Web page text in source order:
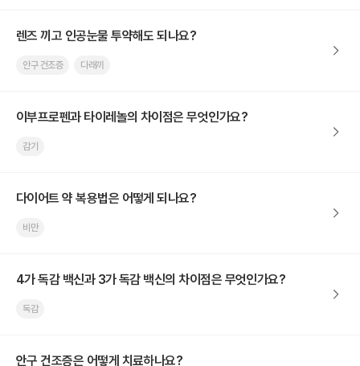
렌즈 끼고 인공눈물 투약해도 되나요?
안구 건조증 다래끼
이부프로펜과 타이레놀의 차이점은 무엇인가요?
감기
다이어트 약 복용법은 어떻게 되나요?
비만
4가 독감 백신과 3가 독감 백신의 차이점은 무엇인가요?
독감
안구 건조증은 어떻게 치료하나요?